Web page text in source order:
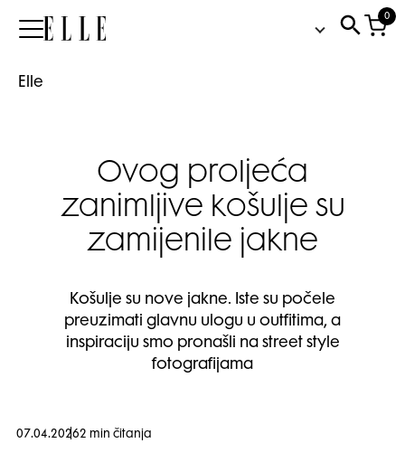
Elle
0
Elle
Ovog proljeća
zanimljive košulje su
zamijenile jakne
Košulje su nove jakne. Iste su počele
preuzimati glavnu ulogu u outfitima, a
inspiraciju smo pronašli na street style
fotografijama
07.04.20262 min čitanja